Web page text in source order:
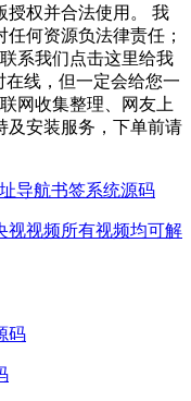
授权并合法使用。 我
何资源负法律责任；
系我们点击这里给我
在线，但一定会给您一
网收集整理、网友上
及安装服务，下单前请
址导航书签系统源码
视视频所有视频均可解